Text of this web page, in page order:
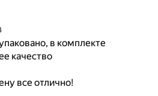
в комплекте
качество
все отлично!